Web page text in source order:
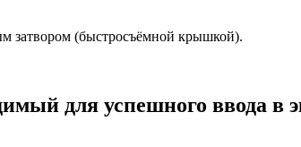
затвором (быстросъёмной крышкой).
для успешного ввода в